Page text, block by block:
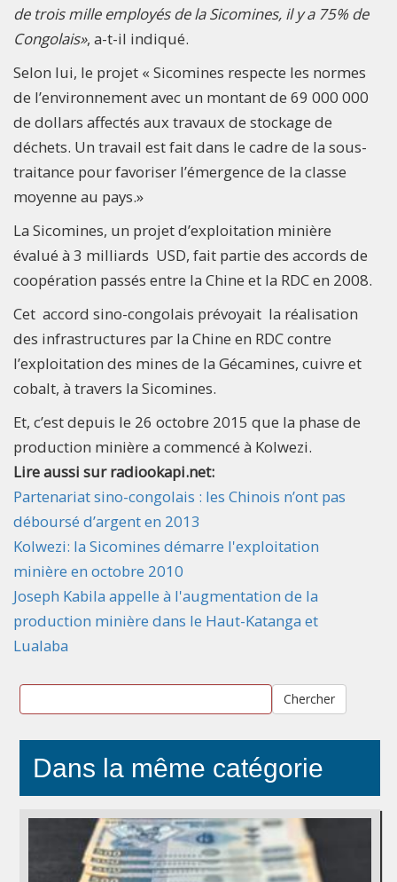
de trois mille employés de la Sicomines, il y a 75% de
Congolais», a-t-il indiqué.
Selon lui, le projet « Sicomines respecte les normes
de l’environnement avec un montant de 69 000 000
de dollars affectés aux travaux de stockage de
déchets. Un travail est fait dans le cadre de la sous-
traitance pour favoriser l’émergence de la classe
moyenne au pays.»
La Sicomines, un projet d’exploitation minière
évalué à 3 milliards USD, fait partie des accords de
coopération passés entre la Chine et la RDC en 2008.
Cet accord sino-congolais prévoyait la réalisation
des infrastructures par la Chine en RDC contre
l’exploitation des mines de la Gécamines, cuivre et
cobalt, à travers la Sicomines.
Et, c’est depuis le 26 octobre 2015 que la phase de
production minière a commencé à Kolwezi.
Lire aussi sur radiookapi.net:
Partenariat sino-congolais : les Chinois n’ont pas
déboursé d’argent en 2013
Kolwezi: la Sicomines démarre l'exploitation
minière en octobre 2010
Joseph Kabila appelle à l'augmentation de la
production minière dans le Haut-Katanga et
Lualaba
Chercher
Dans la même catégorie